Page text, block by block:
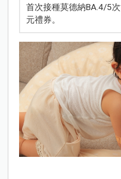
首次接種莫德納BA.4/5
元禮券。